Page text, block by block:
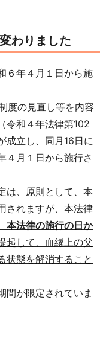
わりました
６年４月１日から施
度の見直し等を内容
令和４年法律第102
成立し、同月16日に
４月１日から施行さ
は、原則として、本
れますが、 本法律
本法律の施行の日か
起して、血縁上の父
状態を解消すること
間が限定されていま